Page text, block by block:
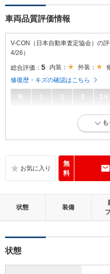
車両品質評価情報
V-CON（日本自動車査定協会）の
4/26）
総合評価： 5 内装： 外装：
修復歴・キズの確認はこちら
R 1 2 3 3.5
目立たない傷・凹み等が少しあ
補修の必要な目立つ損傷、悪臭等
外装：
補修の必要な目立つ損傷がないこ
無
料
状態 装備
状態